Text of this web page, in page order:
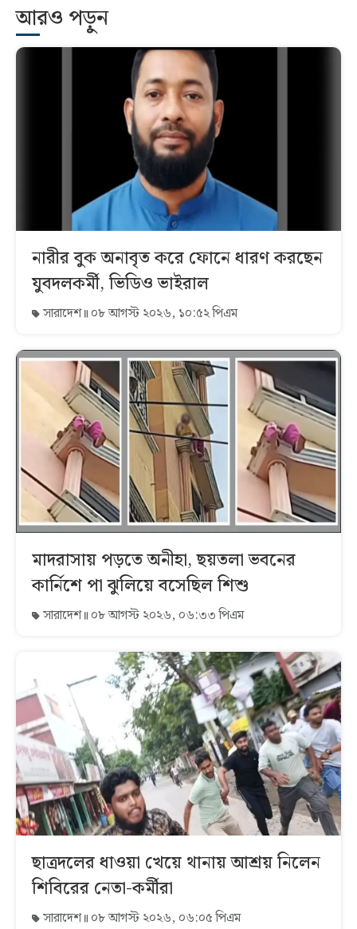
আরও পড়ুন
নারীর বুক অনাবৃত করে ফোনে ধারণ করছেন
যুবদলকর্মী, ভিডিও ভাইরাল
সারাদেশ ০৮ আগস্ট ২০২৬, ১০:৫২ পিএম
মাদরাসায় পড়তে অনীহা, ছয়তলা ভবনের
কার্নিশে পা ঝুলিয়ে বসেছিল শিশু
সারাদেশ ০৮ আগস্ট ২০২৬, ০৬:৩৩ পিএম
ছাত্রদলের ধাওয়া খেয়ে থানায় আশ্রয় নিলেন
শিবিরের নেতা-কর্মীরা
সারাদেশ ০৮ আগস্ট ২০২৬, ০৬:০৫ পিএম